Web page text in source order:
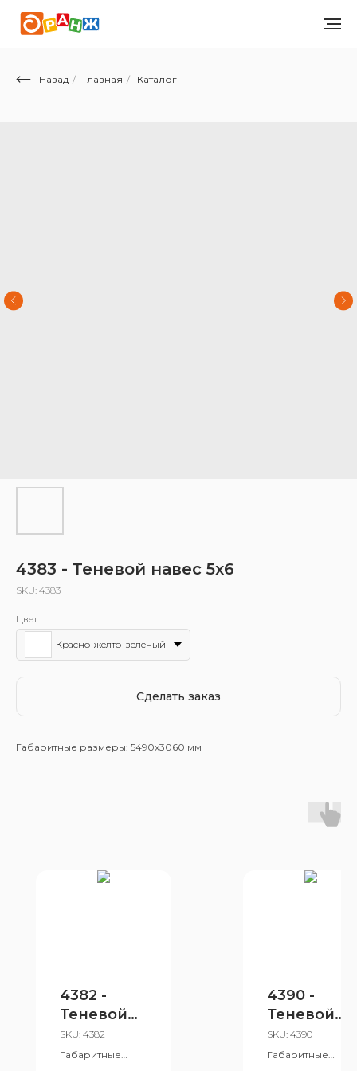
Назад / Главная / Каталог
4383 - Теневой навес 5х6
SKU: 4383
Цвет
Красно-желто-зеленый
Сделать заказ
Габаритные размеры: 5490x3060 мм
4382 -
Теневой
навес 5х8
SKU: 4382
Габаритные
4390 -
Теневой
навес
SKU: 4390
Габаритные